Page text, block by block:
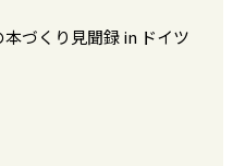
本づくり見聞録 in ドイツ